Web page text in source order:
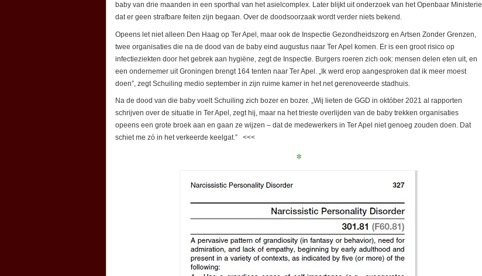
baby van drie maanden in een sporthal van het asielcomplex. Later blijkt uit onderzoek van het Openbaar Ministerie
dat er geen strafbare feiten zijn begaan. Over de doodsoorzaak wordt verder niets bekend.
Opeens let niet alleen Den Haag op Ter Apel, maar ook de Inspectie Gezondheidszorg en Artsen Zonder Grenzen,
twee organisaties die na de dood van de baby eind augustus naar Ter Apel komen. Er is een groot risico op
infectieziekten door het gebrek aan hygiëne, zegt de Inspectie. Burgers roeren zich ook: mensen delen eten uit, en
een ondernemer uit Groningen brengt 164 tenten naar Ter Apel. „Ik werd erop aangesproken dat ik meer moest
doen”, zegt Schuiling medio september in zijn ruime kamer in het net gerenoveerde stadhuis.
Na de dood van die baby voelt Schuiling zich bozer en bozer. „Wij lieten de GGD in október 2021 al rapporten
schrijven over de situatie in Ter Apel, zegt hij, maar na het trieste overlijden van de baby trekken organisaties
opeens een grote broek aan en gaan ze wijzen – dat de medewerkers in Ter Apel niet genoeg zouden doen. Dat
schiet me zó in het verkeerde keelgat.” <<<
*